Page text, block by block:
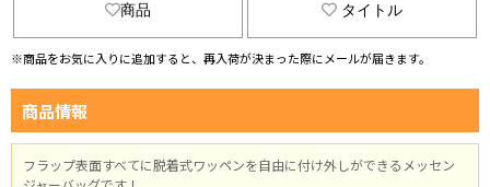
商品 タイトル
※商品をお気に入りに追加すると、再入荷が決まった際にメールが届きます。
商品情報
フラップ表面すべてに脱着式ワッペンを自由に付け外しができるメッセン